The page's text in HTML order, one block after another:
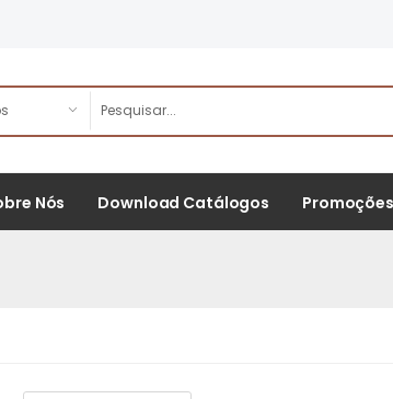
Nós Download Catálogos Promoções